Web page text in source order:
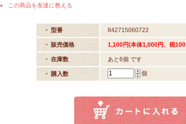
この商品を友達に教える
・ 型番 842715060722
・ 販売価格 1,100円(本体1,000円、税
・ 在庫数 あと6個 です
・ 購入数 個